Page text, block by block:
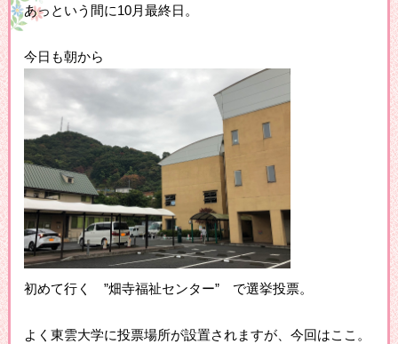
あっという間に10月最終日。
今日も朝から
初めて行く ”畑寺福祉センター” で選挙投票。
よく東雲大学に投票場所が設置されますが、今回はここ。